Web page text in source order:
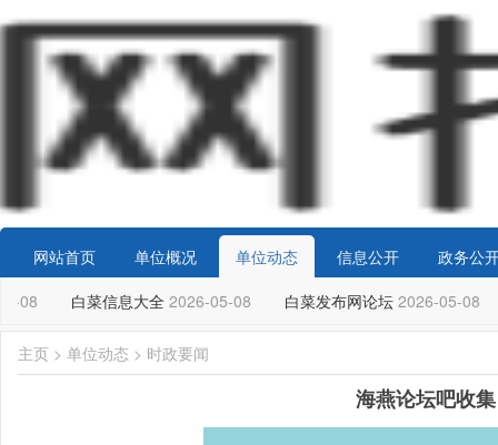
网站首页 单位概况 单位动态 信息公开
政务公
08
白菜信息大全 2026-05-08 白菜发布网论坛 2026-05-08
主页 > 单位动态 > 时政要闻
海燕论坛吧收集